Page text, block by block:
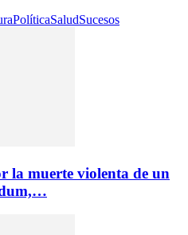
PolíticaSaludSucesos
la muerte violenta de un